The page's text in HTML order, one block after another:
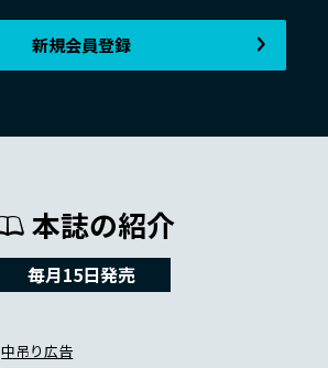
新規会員登録
本誌の紹介
毎月15日発売
中吊り広告